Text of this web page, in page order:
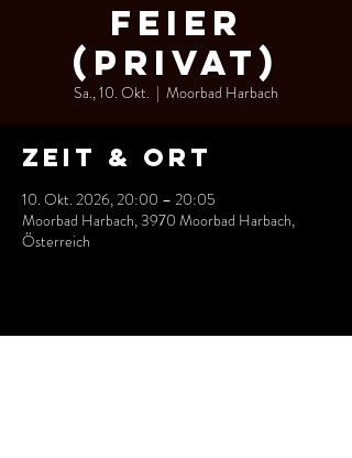
Feier
(privat)
Sa., 10. Okt.
  |
Moorbad Harbach
Zeit & Ort
10. Okt. 2026, 20:00 – 20:05
Moorbad Harbach, 3970 Moorbad Harbach,
Österreich